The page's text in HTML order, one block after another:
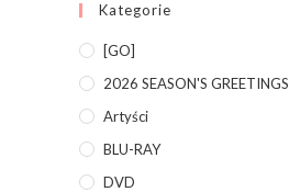
Kategorie
[GO]
2026 SEASON'S GREETINGS
Artyści
BLU-RAY
DVD